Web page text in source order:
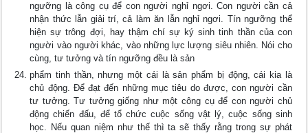
ngưỡng là công cụ để con người nghỉ ngơi. Con người cần cả
nhận thức lẫn giải trí, cả làm ăn lẫn nghỉ ngơi. Tín ngưỡng thể
hiện sự trông đợi, hay thậm chí sự ký sinh tinh thần của con
người vào người khác, vào những lực lượng siêu nhiên. Nói cho
cùng, tư tưởng và tín ngưỡng đều là sản
phẩm tinh thần, nhưng một cái là sản phẩm bị động, cái kia là
chủ động. Để đạt đến những mục tiêu do được, con người cần
tư tưởng. Tư tưởng giống như một công cụ để con người chủ
động chiến đấu, để tổ chức cuộc sống vật lý, cuộc sống sinh
học. Nếu quan niệm như thế thì ta sẽ thấy rằng trong sự phát